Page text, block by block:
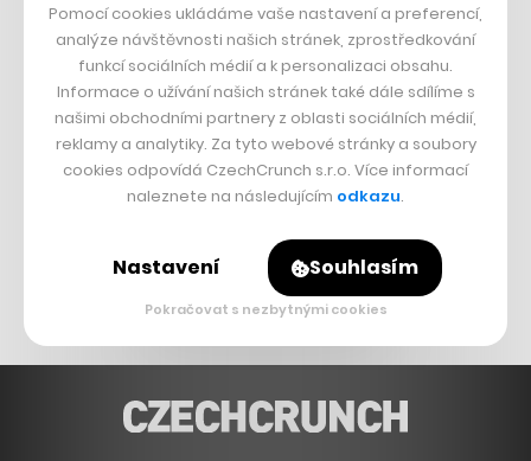
Boční projekt, co se zvrtnul
Francouzský šéfkuchař na Šumavě
Dva golfisti, co pečou
DESIGN
Bomma není tichá
Nábytek z betonu
Pomocí cookies ukládáme vaše nastavení a preferencí,
analýze návštěvnosti našich stránek, zprostředkování
funkcí sociálních médií a k personalizaci obsahu.
Informace o užívání našich stránek také dále sdílíme s
našimi obchodními partnery z oblasti sociálních médií,
reklamy a analytiky. Za tyto webové stránky a soubory
cookies odpovídá CzechCrunch s.r.o. Více informací
naleznete na následujícím odkazu.
Nastavení Souhlasím
Pokračovat s nezbytnými cookies